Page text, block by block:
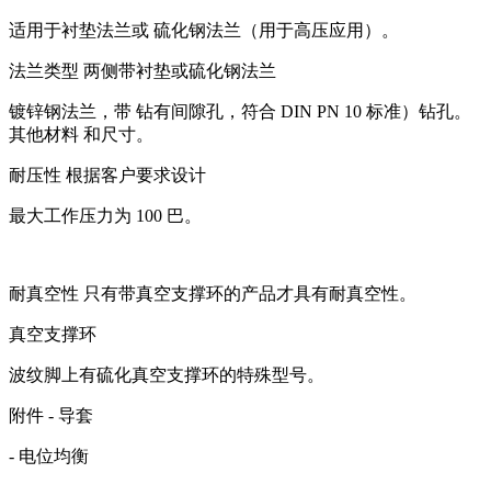
适用于衬垫法兰或 硫化钢法兰（用于高压应用）。
法兰类型 两侧带衬垫或硫化钢法兰
镀锌钢法兰，带 钻有间隙孔，符合 DIN PN 10 标准）钻孔。
其他材料 和尺寸。
耐压性 根据客户要求设计
最大工作压力为 100 巴。
耐真空性 只有带真空支撑环的产品才具有耐真空性。
真空支撑环
波纹脚上有硫化真空支撑环的特殊型号。
附件 - 导套
- 电位均衡